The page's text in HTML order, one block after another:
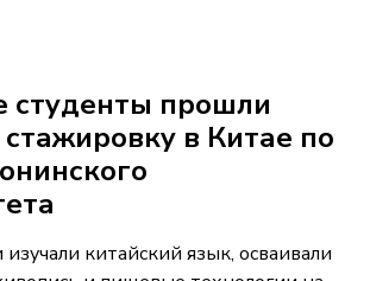
студенты прошли
в Китае по
китайский язык, осваивали